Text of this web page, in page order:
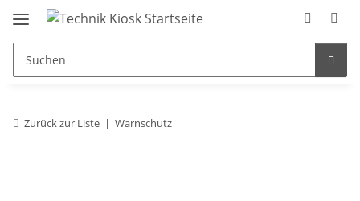
Zurück zur Liste Warnschutz